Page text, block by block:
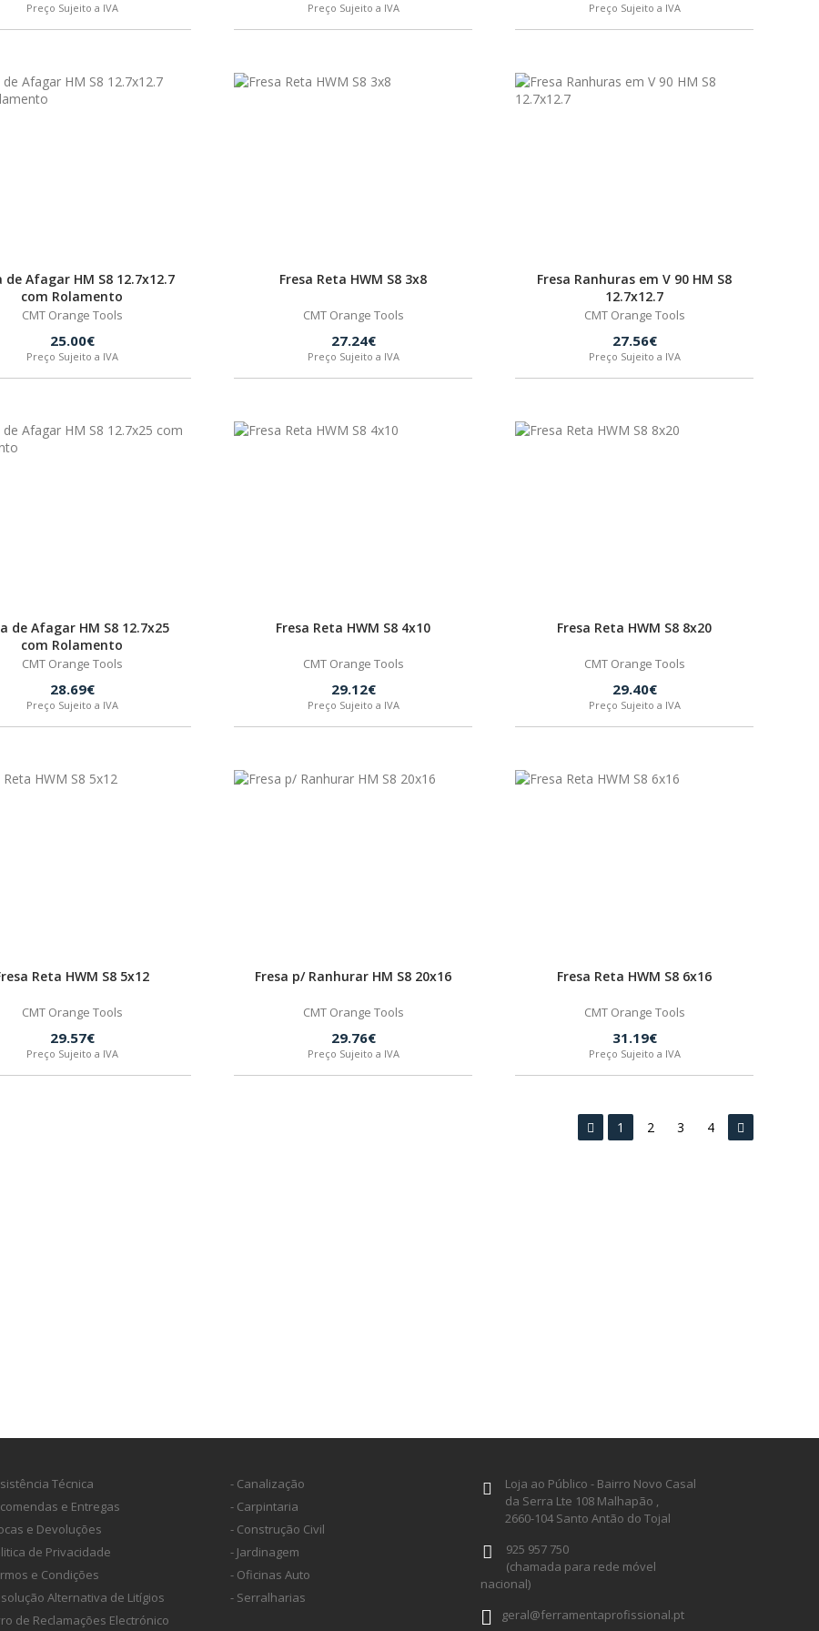
Preço Sujeito a IVA Preço Sujeito a IVA Preço Sujeito a IVA
de Afagar HM S8 12.7x12.7
com Rolamento
CMT Orange Tools
25.00€
Preço Sujeito a IVA
Fresa Reta HWM S8 3x8
CMT Orange Tools
27.24€
Preço Sujeito a IVA
Fresa Ranhuras em V 90 HM S8
12.7x12.7
CMT Orange Tools
27.56€
Preço Sujeito a IVA
de Afagar HM S8 12.7x25
com Rolamento
CMT Orange Tools
28.69€
Preço Sujeito a IVA
Fresa Reta HWM S8 4x10
CMT Orange Tools
29.12€
Preço Sujeito a IVA
Fresa Reta HWM S8 8x20
CMT Orange Tools
29.40€
Preço Sujeito a IVA
Reta HWM S8 5x12
CMT Orange Tools
29.57€
Preço Sujeito a IVA
Fresa p/ Ranhurar HM S8 20x16
CMT Orange Tools
29.76€
Preço Sujeito a IVA
Fresa Reta HWM S8 6x16
CMT Orange Tools
31.19€
Preço Sujeito a IVA
1 2 3 4
Técnica
e Entregas
e Devoluções
de Privacidade
e Condições
Alternativa de Litígios
de Reclamações Electrónico
- Canalização
- Carpintaria
- Construção Civil
- Jardinagem
- Oficinas Auto
- Serralharias
Loja ao Público - Bairro Novo Casal
da Serra Lte 108 Malhapão ,
2660-104 Santo Antão do Tojal
925 957 750
(chamada para rede móvel
nacional)
geral@ferramentaprofissional.pt